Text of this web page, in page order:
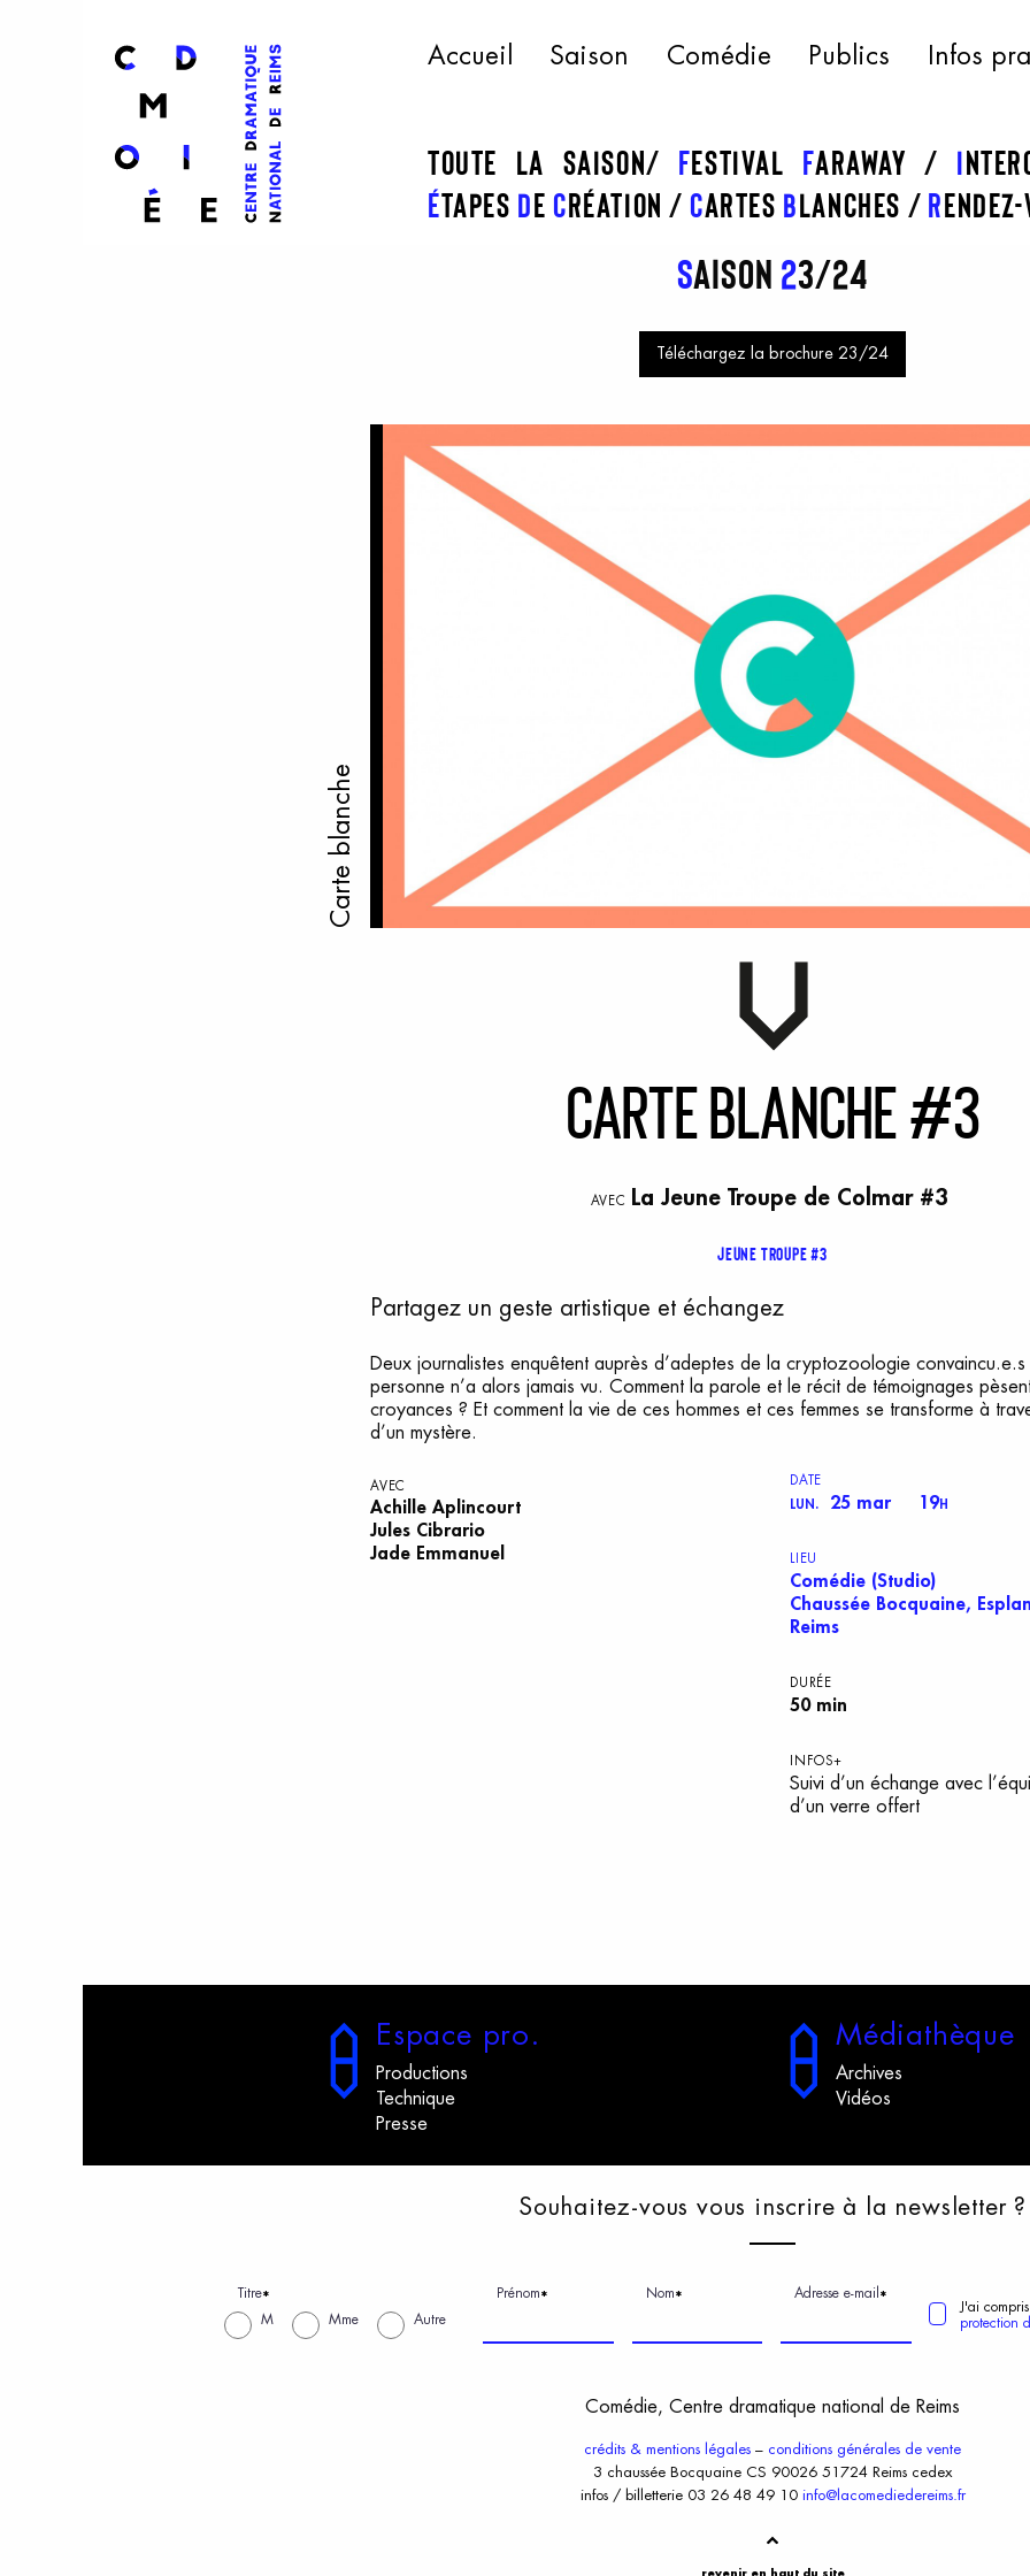
ogo Accueil Saison Comédie Publics Infos
Toute la saison festival faraway I
Étapes decréation Cartes blanches R
Saison 23/24
Téléchargez la brochure 23/24
Carte blanche
Carteblanche#3
AVEC La Jeune Troupe de Colmar #3
Jeune Troupe #3
Partagez un geste artistique et échangez
Deux journalistes enquêtent auprès d’adeptes de la cryptozoologie convaincu.e.s
personne n’a alors jamais vu. Comment la parole et le récit de témoignages
croyances ? Et comment la vie de ces hommes et ces femmes se transforme à
d’un mystère.
AVEC
Achille Aplincourt
Jules Cibrario
Jade Emmanuel
DATE
LUN.
25 mar 19H
LIEU
Comédie (Studio)
Chaussée Bocquaine,
Reims
DURÉE
50 min
INFOS+
Suivi d’un échange avec
d’un verre offert
Espace pro.
Productions
Technique
Presse
Médiathèque
Archives
Vidéos
Souhaitez-vousvous i nscrire à a newsletter ?
Titre*
M Mme Autre
Prénom* Nom* Adresse e-mail * J'ai
protection
Comédie, Centre dramatique national de Reims
crédits & mentions légales – conditions générales de vente
3 chaussée Bocquaine CS 90026 51724 Reims cedex
infos / billetterie 03 26 48 49 10 info@lacomediedereims.fr
revenir en haut du site